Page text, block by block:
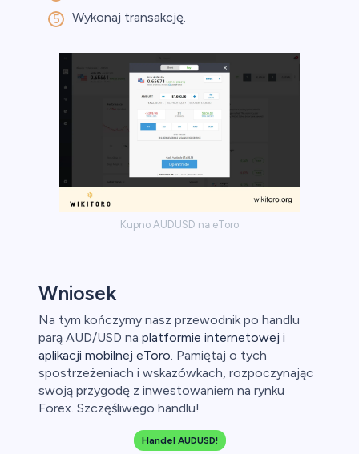
Wykonaj transakcję.
Kupno AUDUSD na eToro
Wniosek
Na tym kończymy nasz przewodnik po handlu
parą AUD/USD na platformie internetowej i
aplikacji mobilnej eToro. Pamiętaj o tych
spostrzeżeniach i wskazówkach, rozpoczynając
swoją przygodę z inwestowaniem na rynku
Forex. Szczęśliwego handlu!
Handel AUDUSD!